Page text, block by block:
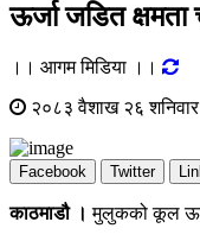
ऊर्जा जडित क्षमता
।। आगम मिडिया ।।
२०८३ वैशाख २६
Facebook Twitter
काठमाडौ । मुलुकको कूल